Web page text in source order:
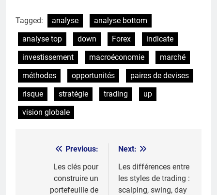
Tagged: analyse
analyse bottom
analyse top
down Forex
indicate
investissement
macroéconomie
marché
méthodes
opportunités
paires de devises
risque
stratégie trading
up
vision globale
navigation
Previous:
Les clés pour
construire un
portefeuille de
Next:
Les différences entre
les styles de trading :
scalping, swing, day